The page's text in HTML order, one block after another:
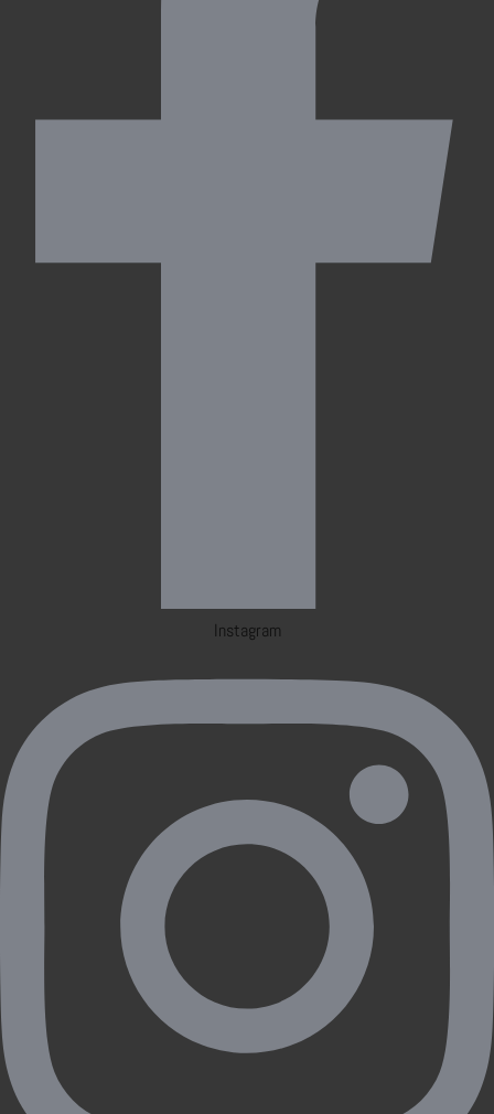
Instagram